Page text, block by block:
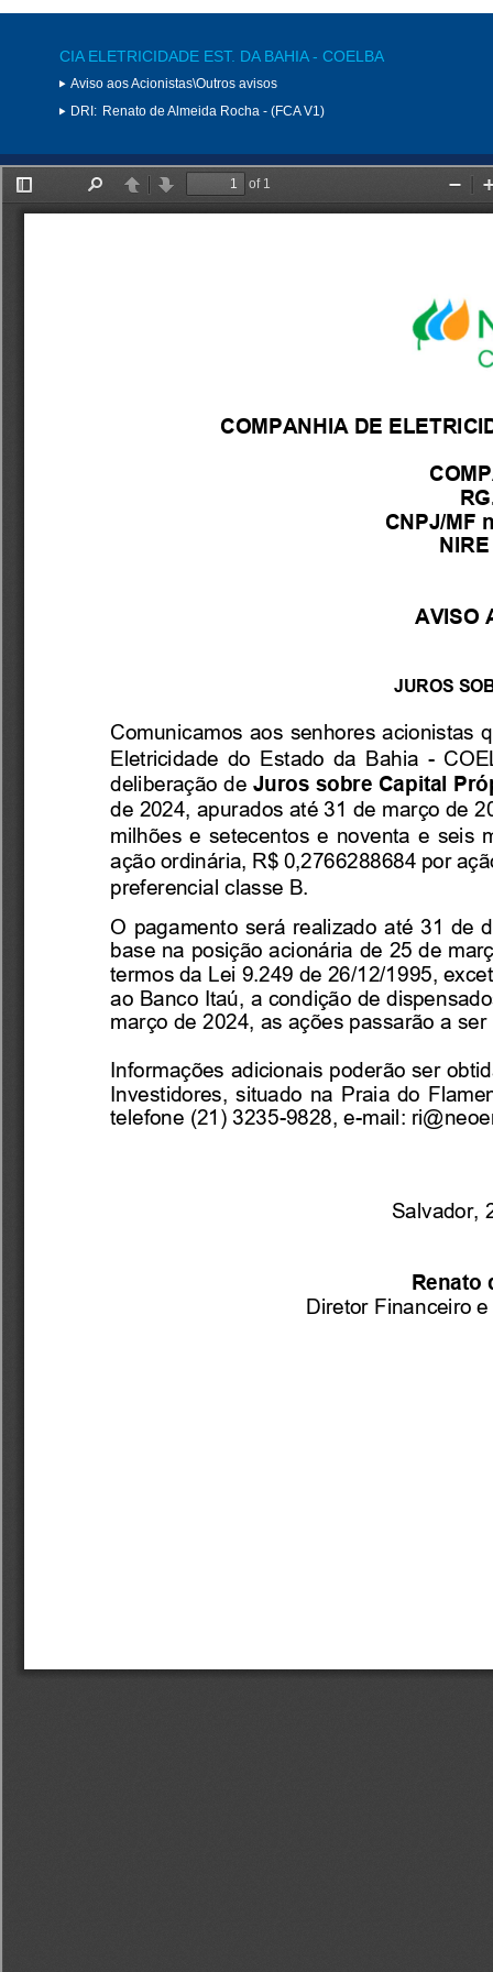
CIA ELETRICIDADE EST. DA BAHIA - COELBA
Aviso aos Acionistas\Outros avisos
DRI: Renato de Almeida Rocha - (FCA V1)